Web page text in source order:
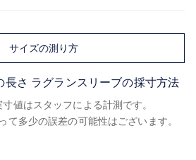
サイズの測り方
さ ラグランスリーブの採寸方法
値はスタッフによる計測です。
て多少の誤差の可能性はございます。